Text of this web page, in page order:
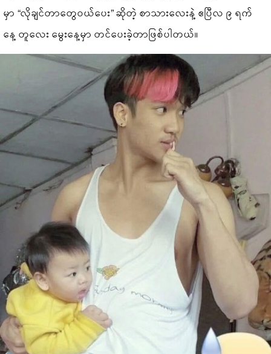
မှာ “လိုချင်တာတွေဝယ်ပေး” ဆိုတဲ့ စာသားလေးနဲ့ ဧပြီလ ၉ ရက်
နေ့ တူလေး မွေးနေ့မှာ တင်ပေးခဲ့တာဖြစ်ပါတယ်။